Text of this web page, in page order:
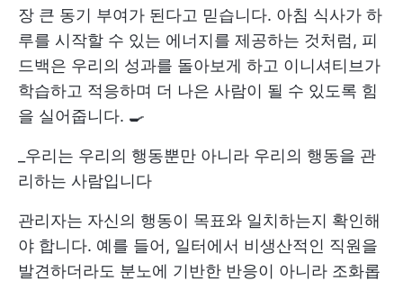
장 큰 동기 부여가 된다고 믿습니다. 아침 식사가 하
루를 시작할 수 있는 에너지를 제공하는 것처럼, 피
드백은 우리의 성과를 돌아보게 하고 이니셔티브가
학습하고 적응하며 더 나은 사람이 될 수 있도록 힘
을 실어줍니다. 🍳
_우리는 우리의 행동뿐만 아니라 우리의 행동을 관
리하는 사람입니다
관리자는 자신의 행동이 목표와 일치하는지 확인해
야 합니다. 예를 들어, 일터에서 비생산적인 직원을
발견하더라도 분노에 기반한 반응이 아니라 조화롭